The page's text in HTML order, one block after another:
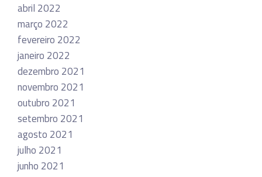
abril 2022
março 2022
fevereiro 2022
janeiro 2022
dezembro 2021
novembro 2021
outubro 2021
setembro 2021
agosto 2021
julho 2021
junho 2021